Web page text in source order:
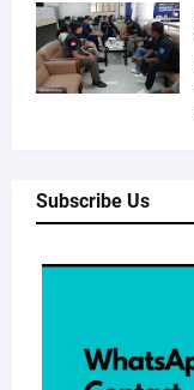
Subscribe Us